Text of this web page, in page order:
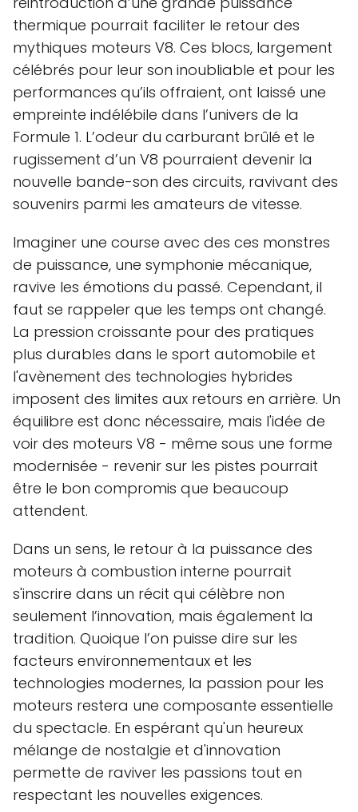
thermique pourrait faciliter le retour des
mythiques moteurs V8. Ces blocs, largement
célébrés pour leur son inoubliable et pour les
performances qu’ils offraient, ont laissé une
empreinte indélébile dans l’univers de la
Formule 1. L’odeur du carburant brûlé et le
rugissement d’un V8 pourraient devenir la
nouvelle bande-son des circuits, ravivant des
souvenirs parmi les amateurs de vitesse.
Imaginer une course avec des ces monstres
de puissance, une symphonie mécanique,
ravive les émotions du passé. Cependant, il
faut se rappeler que les temps ont changé.
La pression croissante pour des pratiques
plus durables dans le sport automobile et
l'avènement des technologies hybrides
imposent des limites aux retours en arrière. Un
équilibre est donc nécessaire, mais l'idée de
voir des moteurs V8 - même sous une forme
modernisée - revenir sur les pistes pourrait
être le bon compromis que beaucoup
attendent.
Dans un sens, le retour à la puissance des
moteurs à combustion interne pourrait
s'inscrire dans un récit qui célèbre non
seulement l’innovation, mais également la
tradition. Quoique l’on puisse dire sur les
facteurs environnementaux et les
technologies modernes, la passion pour les
moteurs restera une composante essentielle
du spectacle. En espérant qu'un heureux
mélange de nostalgie et d'innovation
permette de raviver les passions tout en
respectant les nouvelles exigences.